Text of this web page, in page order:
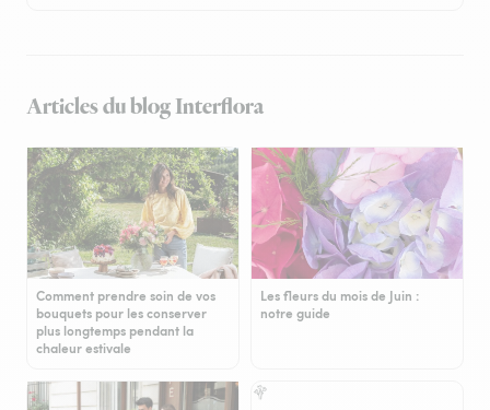
Articles du blog Interflora
Comment prendre soin de vos
bouquets pour les conserver
plus longtemps pendant la
chaleur estivale
Les fleurs du mois de Juin :
notre guide